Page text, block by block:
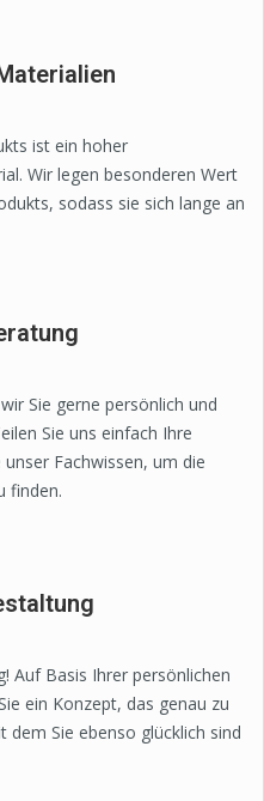
ist ein hoher
Wir legen besonderen Wert
sodass sie sich lange an
Sie gerne persönlich und
Sie uns einfach Ihre
Fachwissen, um die
finden.
Auf Basis Ihrer persönlichen
ein Konzept, das genau zu
dem Sie ebenso glücklich sind